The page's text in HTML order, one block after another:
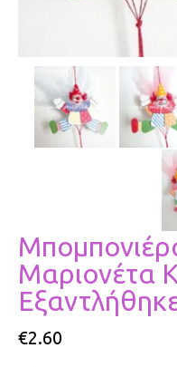
Μαριονέτα
€2.60